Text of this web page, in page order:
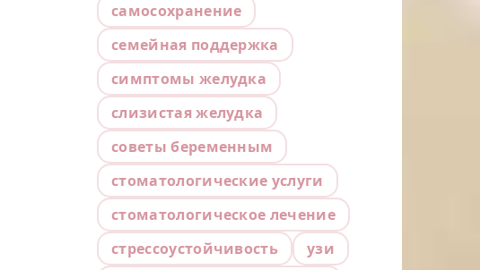
самосохранение
семейная поддержка
симптомы желудка
слизистая желудка
советы беременным
стоматологические услуги
стоматологическое лечение
стрессоустойчивость
узи